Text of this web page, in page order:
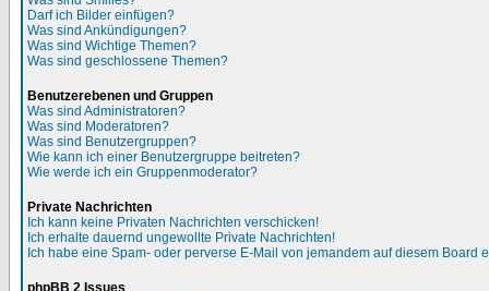
Darf ich Bilder einfügen?
Was sind Ankündigungen?
Was sind Wichtige Themen?
Was sind geschlossene Themen?
Benutzerebenen und Gruppen
Was sind Administratoren?
Was sind Moderatoren?
Was sind Benutzergruppen?
Wie kann ich einer Benutzergruppe beitreten?
Wie werde ich ein Gruppenmoderator?
Private Nachrichten
Ich kann keine Privaten Nachrichten verschicken!
Ich erhalte dauernd ungewollte Private Nachrichten!
Ich habe eine Spam- oder perverse E-Mail von jemandem auf diesem Board
phpBB 2 Issues